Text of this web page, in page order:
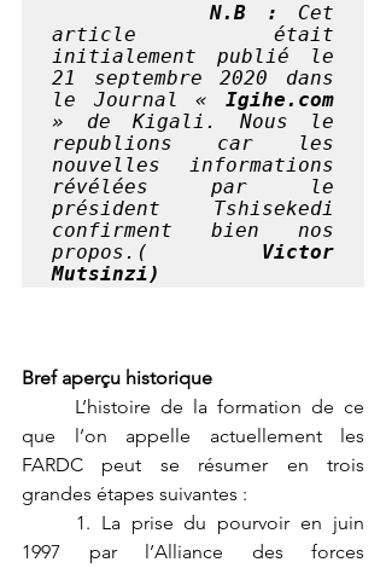
N.B : Cet
article était
initialement publié le
21 septembre 2020 dans
le Journal « Igihe.com
» de Kigali. Nous le
republions car les
nouvelles informations
révélées par le
président Tshisekedi
confirment bien nos
propos.(
Victor
Mutsinzi)
Bref aperçu historique
que l’on appelle actuellement les
FARDC peut se résumer en trois
grandes étapes suivantes :
1997 par l’Alliance des forces